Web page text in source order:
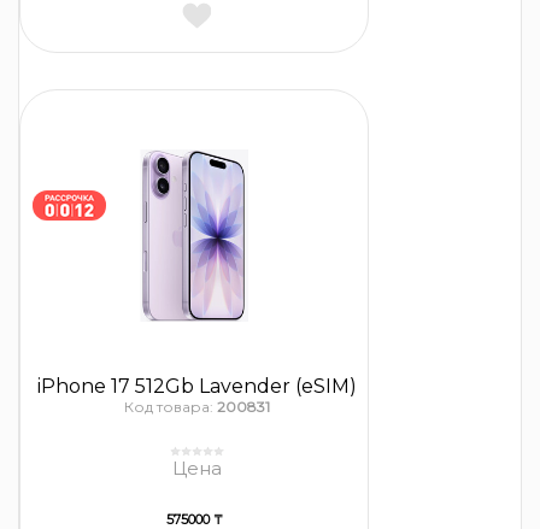
iPhone 17 512Gb Lavender (eSIM)
Код товара: 200831
Цена
575000 ₸